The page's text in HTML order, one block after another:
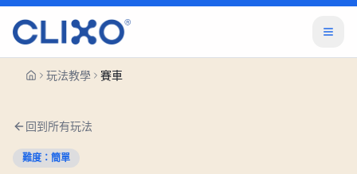
玩法教學 賽車
回到所有玩法
難度： 簡單